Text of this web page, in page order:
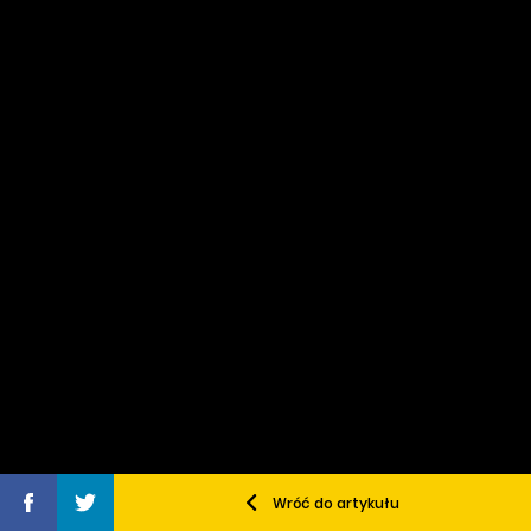
Wróć do artykułu